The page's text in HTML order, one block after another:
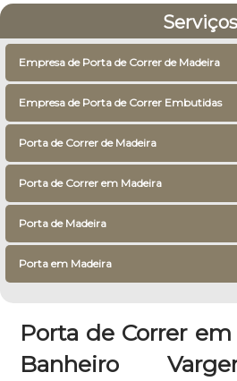
Serviços
Empresa de Porta de Correr de Madeira
Empresa de Porta de Correr Embutidas
Porta de Correr de Madeira
Porta de Correr em Madeira
Porta de Madeira
Porta em Madeira
Porta de Correr
Banheiro